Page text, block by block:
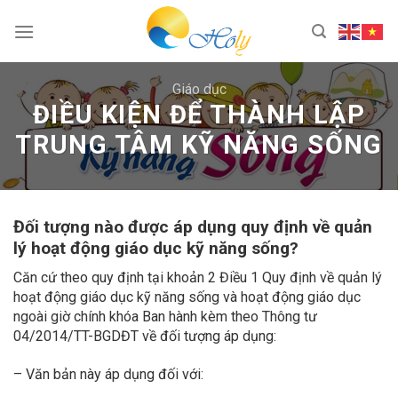
Giáo dục
ĐIỀU KIỆN ĐỂ THÀNH LẬP
TRUNG TÂM KỸ NĂNG SỐNG
Đối tượng nào được áp dụng quy định về quản
lý hoạt động giáo dục kỹ năng sống?
Căn cứ theo quy định tại khoản 2 Điều 1 Quy định về quản lý
hoạt động giáo dục kỹ năng sống và hoạt động giáo dục
ngoài giờ chính khóa Ban hành kèm theo Thông tư
04/2014/TT-BGDĐT về đối tượng áp dụng:
– Văn bản này áp dụng đối với: